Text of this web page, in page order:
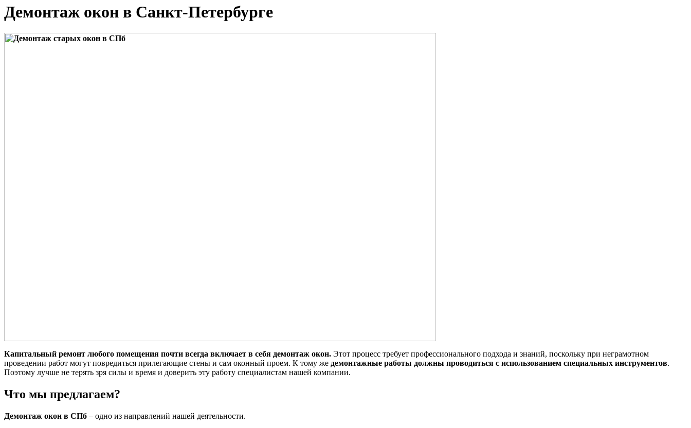
Демонтаж окон в Санкт-Петербурге
Капитальный ремонт любого помещения почти всегда включает в себя демонтаж окон. Этот процесс требует профессионального подхода и знаний, поскольку при неграмотном
проведении работ могут повредиться прилегающие стены и сам оконный проем. К тому же демонтажные работы должны проводиться с использованием специальных инструментов.
Поэтому лучше не терять зря силы и время и доверить эту работу специалистам нашей компании.
Что мы предлагаем?
Демонтаж окон в СПб – одно из направлений нашей деятельности.